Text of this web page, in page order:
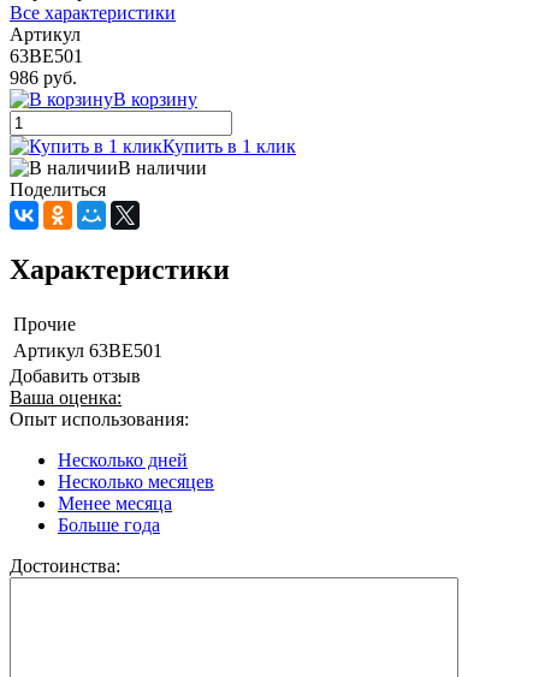
Все характеристики
Артикул
63BE501
986 руб.
В корзину
Купить в 1 клик
В наличии
Поделиться
Характеристики
Прочие
Артикул 63BE501
Добавить отзыв
Ваша оценка:
Опыт использования:
Несколько дней
Несколько месяцев
Менее месяца
Больше года
Достоинства: